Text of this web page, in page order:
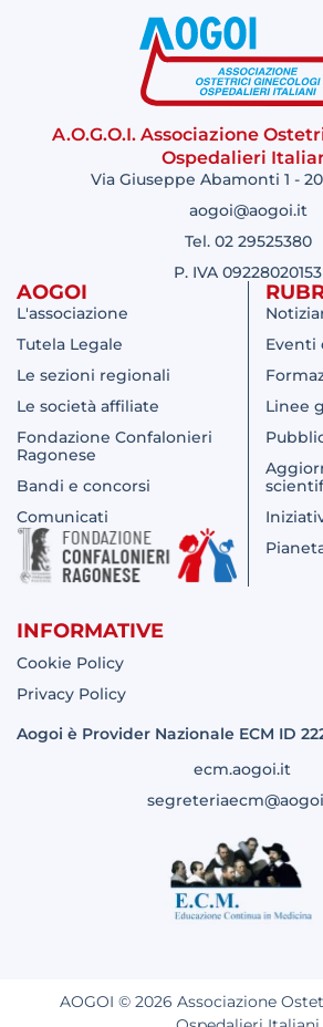
A.O.G.O.I. Associazione
Ospedalieri
Via Giuseppe Abamonti 1 -
aogoi@aogoi.it
Tel. 02 29525380
P. IVA 09228020153
AOGOI
L'associazione
Tutela Legale
Le sezioni regionali
Le società affiliate
Fondazione Confalonieri
Ragonese
Bandi e concorsi
Comunicati
Eventi
Linee
INFORMATIVE
Cookie Policy
Privacy Policy
Aogoi è Provider Nazionale ECM ID
ecm.aogoi.it
AOGOI © 2026 Associazione